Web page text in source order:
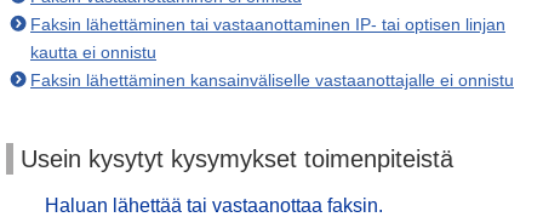
Faksin lähettäminen tai vastaanottaminen IP- tai optisen linjan
kautta ei onnistu
Faksin lähettäminen kansainväliselle vastaanottajalle ei onnistu
Usein kysytyt kysymykset toimenpiteistä
Haluan lähettää tai vastaanottaa faksin.